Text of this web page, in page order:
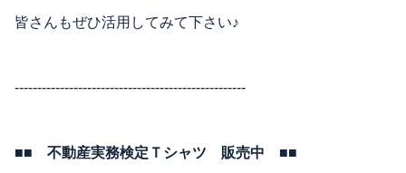
皆さんもぜひ活用してみて下さい♪
---------------------------------------------------
■■ 不動産実務検定Ｔシャツ 販売中 ■■